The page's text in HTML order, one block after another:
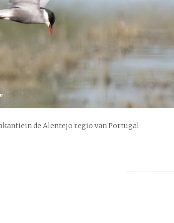
de Alentejo regio van Portugal